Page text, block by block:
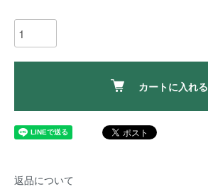
カートに入れる
返品について